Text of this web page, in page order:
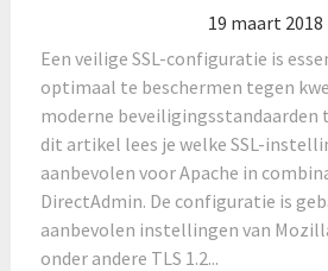
19 maart 2018
Een veilige SSL-configuratie is
optimaal te beschermen tegen
moderne beveiligingsstandaarden
dit artikel lees je welke SSL-
aanbevolen voor Apache in
DirectAdmin. De configuratie is
aanbevolen instellingen van
onder andere TLS 1.2...